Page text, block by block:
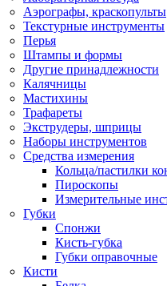
Аэрографы, краскопульты
Текстурные инструменты
Перья
Штампы и формы
Другие принадлежности
Калячницы
Мастихины
Трафареты
Экструдеры, шприцы
Наборы инструментов
Средства измерения
Кольца/пастилки
Пироскопы
Измерительные
Губки
Спонжи
Кисть-губка
Губки оправочные
Кисти